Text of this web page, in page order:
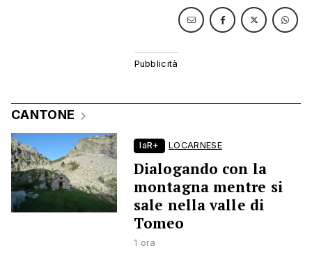
CANTONE
laR+ LOCARNESE
Dialogando con la
montagna mentre si
sale nella valle di
Tomeo
1 ora